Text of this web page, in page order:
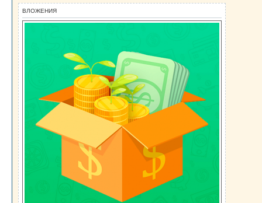
ВЛОЖЕНИЯ